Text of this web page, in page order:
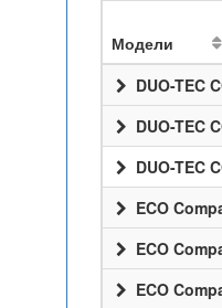
Модели
DUO-TEC
DUO-TEC
DUO-TEC
ECO
ECO
ECO